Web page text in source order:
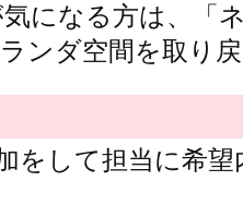
になる方は、「
ンダ空間を取り戻
をして担当に希